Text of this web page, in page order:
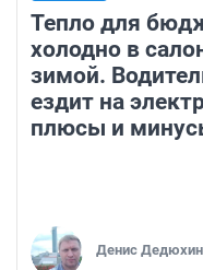
Тепло для
холодно в
зимой.
ездит на
плюсы и
Денис Дедюхин